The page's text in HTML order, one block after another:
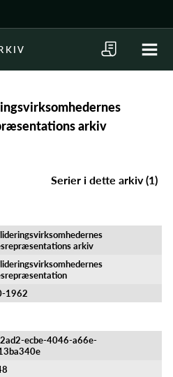
arkiv
Serier i dette arkiv (1)
arkiv
​1962
ecbe-4046-a66e-